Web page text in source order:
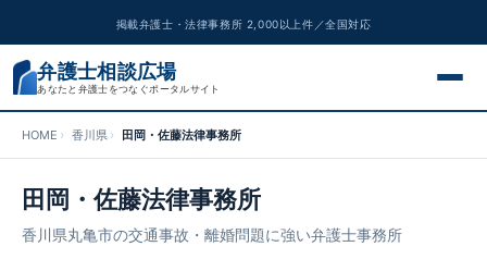
掲載弁護士・法律事務所 2,000以上件／全国対応
弁護士相談広場
あなたと弁護士をつなぐポータルサイト
交通事故
離婚問題
HOME 香川県 田岡・佐藤法律事務所
田岡・佐藤法律事務所
香川県丸亀市の交通事故・離婚問題に強い弁護士事務所